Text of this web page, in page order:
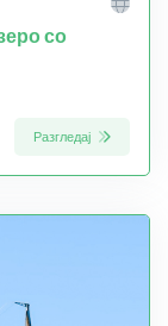
со
Разгледај